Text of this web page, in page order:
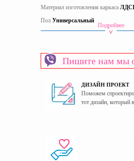
Материал изготовления каркаса
Пол Универсальный
Украина
Подробнее
Пишите нам мы
ДИЗАЙН ПРОЕКТ
Поможем
тот дизайн, который